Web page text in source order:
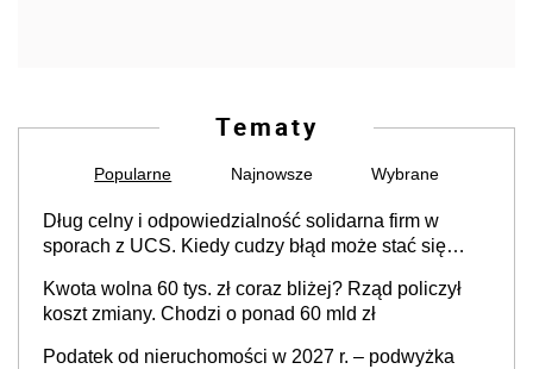
Tematy
Popularne Najnowsze Wybrane
Dług celny i odpowiedzialność solidarna firm w
sporach z UCS. Kiedy cudzy błąd może stać się
Kwota wolna 60 tys. zł coraz bliżej? Rząd policzył
koszt zmiany. Chodzi o ponad 60 mld zł
Podatek od nieruchomości w 2027 r. – podwyżka